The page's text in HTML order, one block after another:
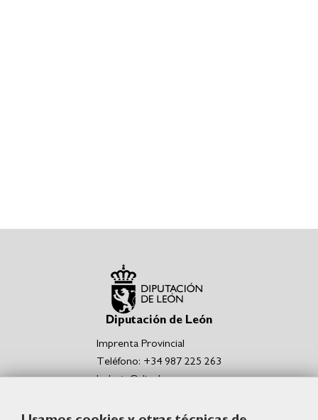
Diputación de León
Imprenta Provincial
Teléfono: +34 987 225 263
boletin@dipuleon.es